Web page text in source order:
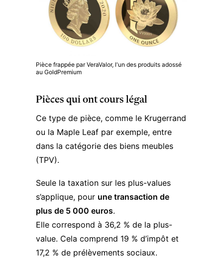
Pièce frappée par VeraValor, l'un des produits adossé
au GoldPremium
Pièces qui ont cours légal
Ce type de pièce, comme le Krugerrand
ou la Maple Leaf par exemple, entre
dans la catégorie des biens meubles
(TPV).
Seule la taxation sur les plus-values
s’applique, pour une transaction de
plus de 5 000 euros.
Elle correspond à 36,2 % de la plus-
value. Cela comprend 19 % d’impôt et
17,2 % de prélèvements sociaux.